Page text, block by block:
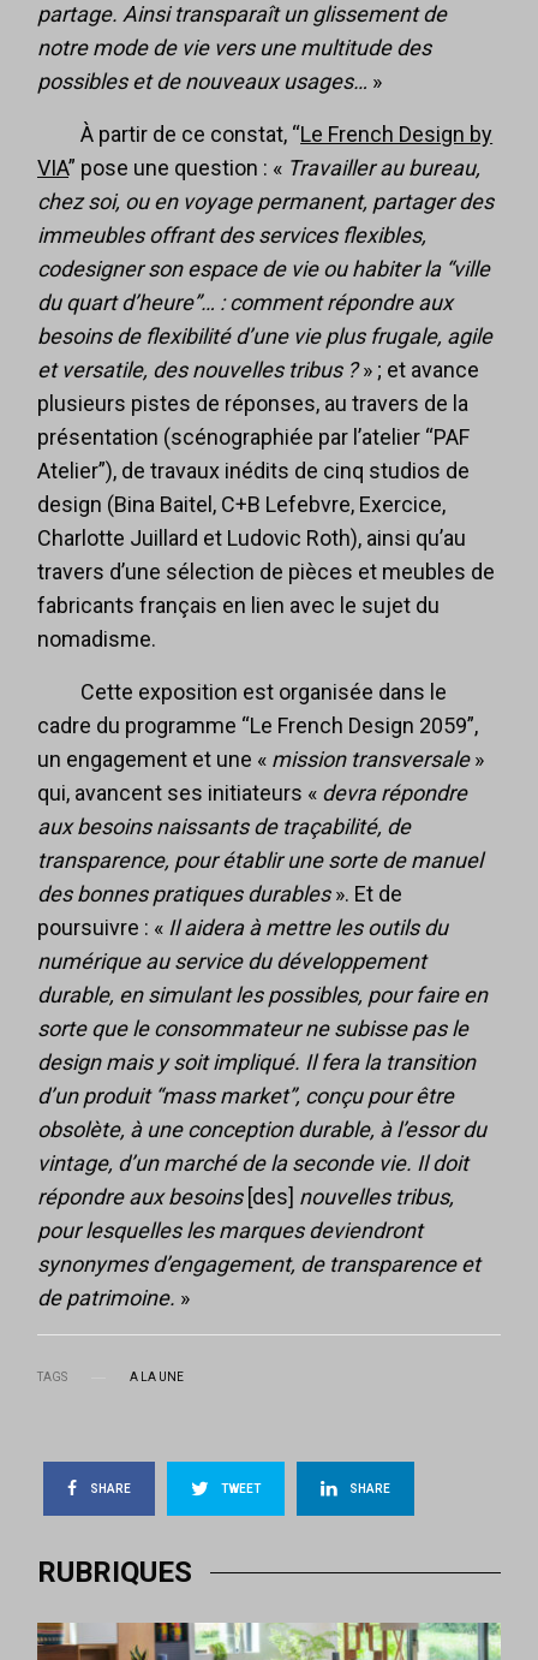
partage. Ainsi transparaît un glissement de
notre mode de vie vers une multitude des
possibles et de nouveaux usages… »
À partir de ce constat, “Le French Design by
VIA” pose une question : « Travailler au bureau,
chez soi, ou en voyage permanent, partager des
immeubles offrant des services flexibles,
codesigner son espace de vie ou habiter la “ville
du quart d’heure”… : comment répondre aux
besoins de flexibilité d’une vie plus frugale, agile
et versatile, des nouvelles tribus ?» ; et avance
plusieurs pistes de réponses, au travers de la
présentation (scénographiée par l’atelier “PAF
Atelier”), de travaux inédits de cinq studios de
design (Bina Baitel, C+B Lefebvre, Exercice,
Charlotte Juillard et Ludovic Roth), ainsi qu’au
travers d’une sélection de pièces et meubles de
fabricants français en lien avec le sujet du
nomadisme.
Cette exposition est organisée dans le
cadre du programme “Le French Design 2059”,
un engagement et une « mission transversale»
qui, avancent ses initiateurs « devra répondre
aux besoins naissants de traçabilité, de
transparence, pour établir une sorte de manuel
des bonnes pratiques durables». Et de
poursuivre : « Il aidera à mettre les outils du
numérique au service du développement
durable, en simulant les possibles, pour faire en
sorte que le consommateur ne subisse pas le
design mais y soit impliqué. Il fera la transition
d’un produit “mass market”, conçu pour être
obsolète, à une conception durable, à l’essor du
vintage, d’un marché de la seconde vie. Il doit
répondre aux besoins [des] nouvelles tribus,
pour lesquelles les marques deviendront
synonymes d’engagement, de transparence et
de patrimoine. »
TAGS A LA UNE
SHARE TWEET SHARE
RUBRIQUES